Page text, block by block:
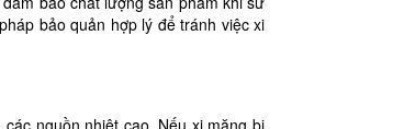
bảo quản hợp lý để tránh việc xi
nguồn nhiệt cao. Nếu xi măng bị